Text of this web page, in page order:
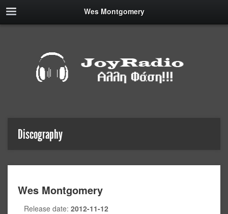
Wes Montgomery
Discography
Wes Montgomery
Release date: 2012-11-12